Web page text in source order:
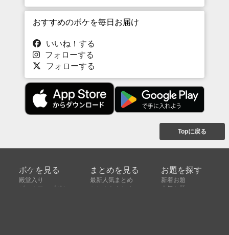
おすすめのボケを毎日お届け
いいね！する
フォローする
フォローする
Topに戻る
ボケを見る
殿堂入り
ピックアップボケ
まとめを見る
最新人気まとめ
セレクトまとめ
お題を探す
新着お題
人気お題